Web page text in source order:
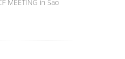
MEETING in Sao